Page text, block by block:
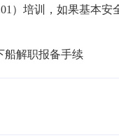
）培训，如果基本
船解职报备手续